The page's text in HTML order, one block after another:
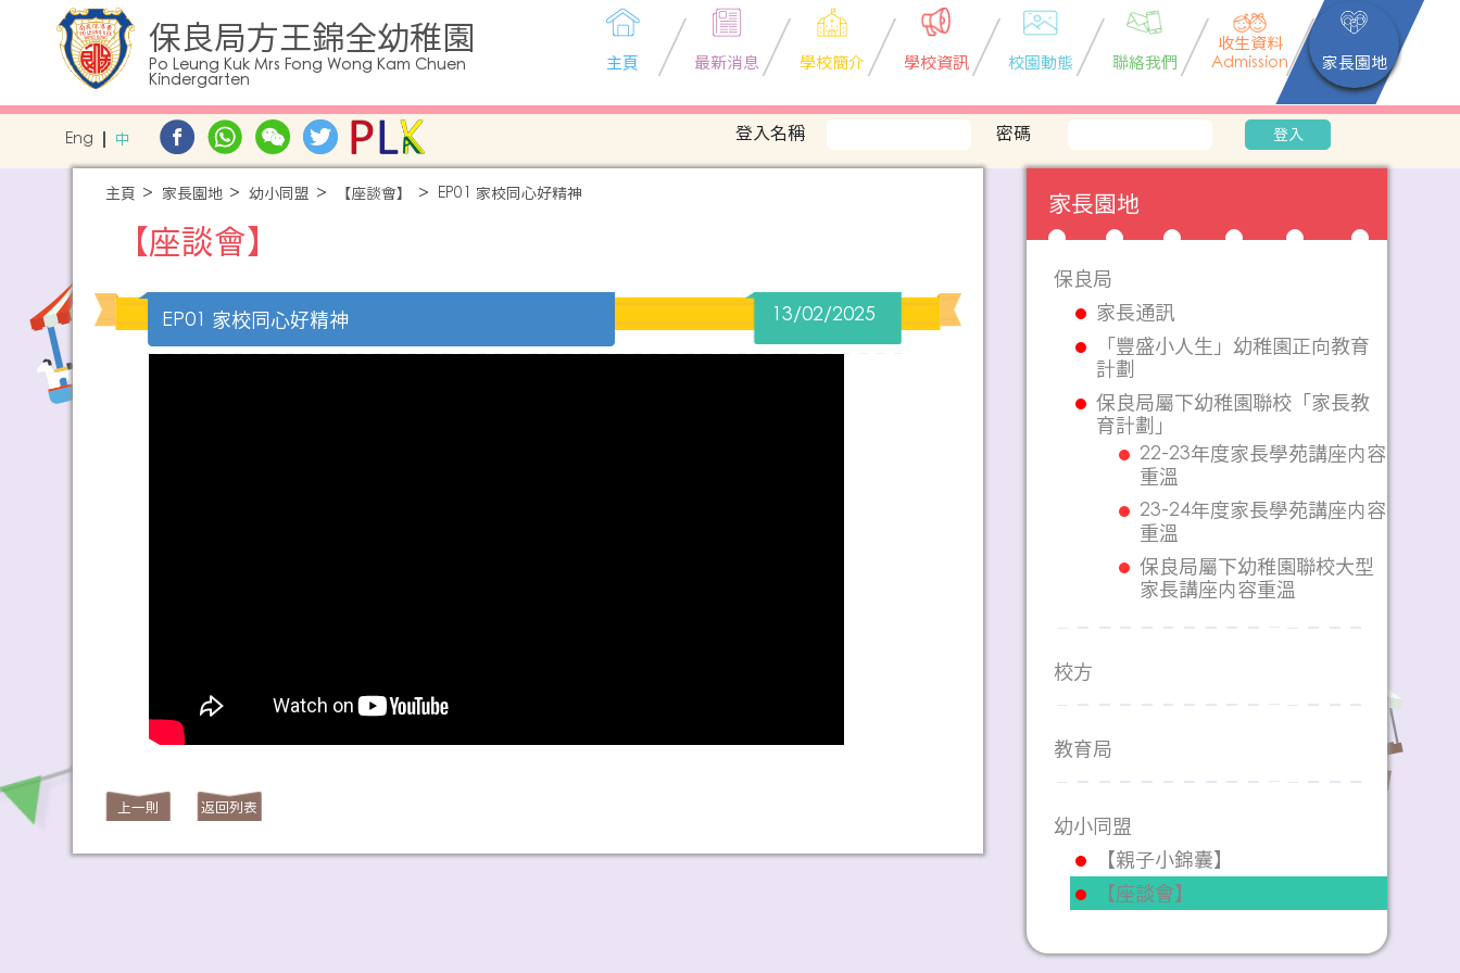
保良局方王錦全幼稚園
Po Leung Kuk Mrs Fong Wong Kam Chuen
Kindergarten
主頁 最新消息 學校簡介 學校資訊 校園動態 聯絡我們
收生資料
Admission
家長園地
Eng 中 登入名稱 密碼 登入
主頁 家長園地 幼小同盟 【座談會】 EP01 家校同心好精神
【座談會】
EP01 家校同心好精神 13/02/2025
上一則 返回列表
家長園地
保良局
家長通訊
「豐盛小人生」幼稚園正向教育
計劃
保良局屬下幼稚園聯校「家長教
育計劃」
22-23年度家長學苑講座内容
重溫
23-24年度家長學苑講座内容
重溫
保良局屬下幼稚園聯校大型
家長講座内容重溫
校方
教育局
幼小同盟
【親子小錦囊】
【座談會】